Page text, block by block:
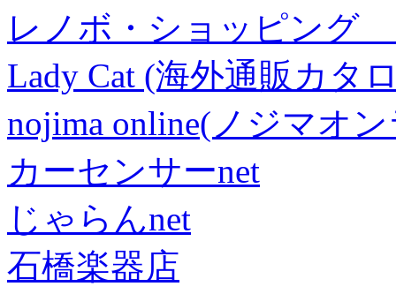
レノボ・ショッピング
Lady Cat (海外通販カタ
nojima online(ノジマオ
カーセンサーnet
じゃらんnet
石橋楽器店